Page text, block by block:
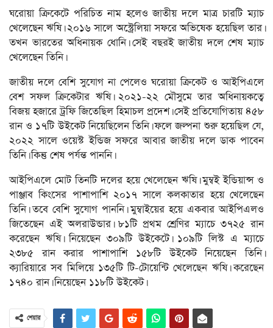
ঘরোয়া ক্রিকেটে পরিচিত নাম হলেও জাতীয় দলে মাত্র চারটি ম্যাচ
খেলেছেন ঋষি। ২০১৬ সালে অস্ট্রেলিয়া সফরে অভিষেক হয়েছিল তার।
তখন ভারতের অধিনায়ক ধোনি। সেই বছরই জাতীয় দলে শেষ ম্যাচ
খেলেছেন তিনি।
জাতীয় দলে বেশি সুযোগ না পেলেও ঘরোয়া ক্রিকেট ও আইপিএলে
বেশ সফল ক্রিকেটার ঋষি। ২০২১-২২ মৌসুমে তার অধিনায়কত্বে
বিজয় হজারে ট্রফি জিতেছিল হিমাচল প্রদেশ। সেই প্রতিযোগিতায় ৪৫৮
রান ও ১৭টি উইকেট নিয়েছিলেন তিনি। ফলে জল্পনা শুরু হয়েছিল যে,
২০২২ সালে ওয়েস্ট ইন্ডিজ সফরে আবার জাতীয় দলে ডাক পাবেন
তিনি। কিন্তু শেষ পর্যন্ত পাননি।
আইপিএলে মোট তিনটি দলের হয়ে খেলেছেন ঋষি। মুম্বই ইন্ডিয়ান্স ও
পাঞ্জাব কিংসের পাশাপাশি ২০১৭ সালে কলকাতার হয়ে খেলেছেন
তিনি। তবে বেশি সুযোগ পাননি। মুম্বাইয়ের হয়ে একবার আইপিএলও
জিতেছেন এই অলরাউন্ডার। ৮১টি প্রথম শ্রেণির ম্যাচে ৩৭২৫ রান
করেছেন ঋষি। নিয়েছেন ৩০৯টি উইকেটে। ১০৯টি লিস্ট এ ম্যাচে
২৩৮৫ রান করার পাশাপাশি ১৫৮টি উইকেট নিয়েছেন তিনি।
ক্যারিয়ারে সব মিলিয়ে ১৩৫টি টি-টোয়েন্টি খেলেছেন ঋষি। করেছেন
১৭৪০ রান। নিয়েছেন ১১৮টি উইকেট।
শেয়ার